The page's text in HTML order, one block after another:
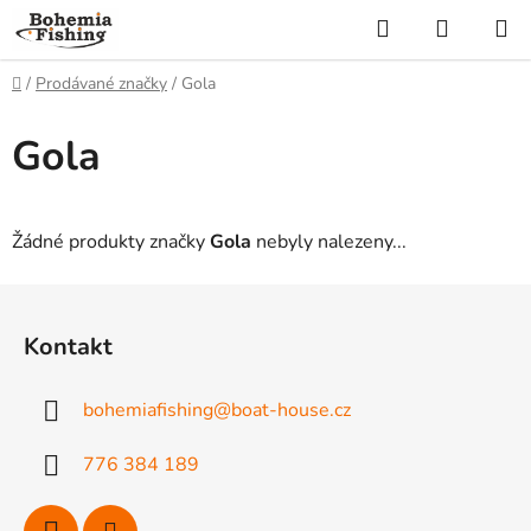
Přejít
na
obsah
Hledat
KOŠÍK
Domů
/ Prodávané značky / Gola
Gola
Žádné produkty značkyGola nebyly nalezeny...
Kontakt
bohemiafishing@boat-house.cz
776 384 189